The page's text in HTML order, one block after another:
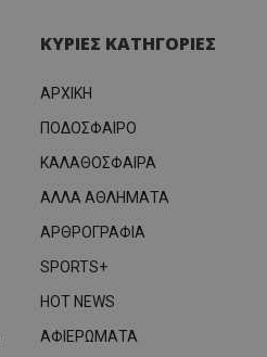
ΚΥΡΙΕΣ ΚΑΤΗΓΟΡΙΕΣ
ΑΡΧΙΚΗ
ΠΟΔΟΣΦΑΙΡΟ
ΚΑΛΑΘΟΣΦΑΙΡΑ
ΑΛΛΑ ΑΘΛΗΜΑΤΑ
ΑΡΘΡΟΓΡΑΦΙΑ
SPORTS+
HOT NEWS
ΑΦΙΕΡΩΜΑΤΑ